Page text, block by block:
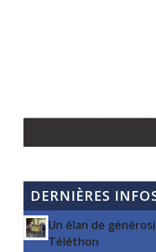
DERNIÈRES
Un élan de
Téléthon